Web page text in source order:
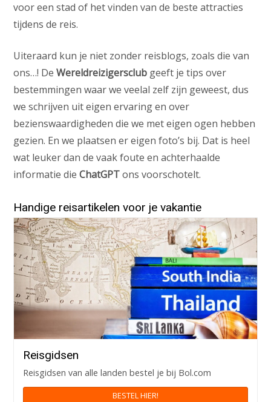
voor een stad of het vinden van de beste attracties
tijdens de reis.
Uiteraard kun je niet zonder reisblogs, zoals die van
ons…! DeWereldreizigersclub geeft je tips over
bestemmingen waar we veelal zelf zijn geweest, dus
we schrijven uit eigen ervaring en over
bezienswaardigheden die we met eigen ogen hebben
gezien. En we plaatsen er eigen foto’s bij. Dat is heel
wat leuker dan de vaak foute en achterhaalde
informatie dieChatGPTons voorschotelt.
Handige reisartikelen voor je vakantie
Reisgidsen
Reisgidsen van alle landen bestel je bij Bol.com
BESTEL HIER!